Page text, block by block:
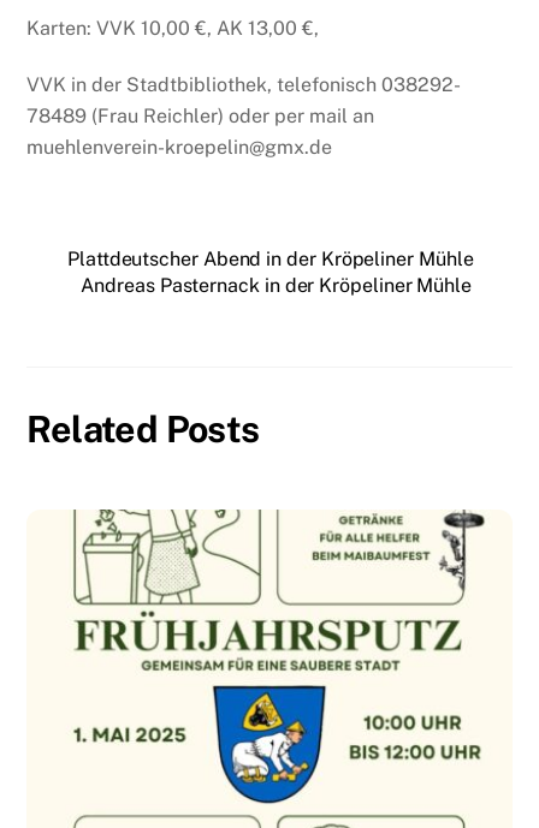
Karten: VVK 10,00 €, AK 13,00 €,
VVK in der Stadtbibliothek, telefonisch 038292-
78489 (Frau Reichler) oder per mail an
muehlenverein-kroepelin@gmx.de
Plattdeutscher Abend in der Kröpeliner Mühle
Andreas Pasternack in der Kröpeliner Mühle
Related Posts